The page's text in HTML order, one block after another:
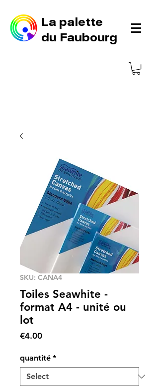
La palette
du Faubourg
SKU: CANA4
Toiles Seawhite -
format A4 - unité ou
lot
€4.00Price
quantité *